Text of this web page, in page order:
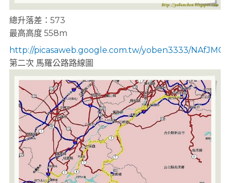
總升落差：573
最高高度 558m
http://picasaweb.google.com.tw/yoben3333/NAfJMC/
第二次 馬羅公路路線圖